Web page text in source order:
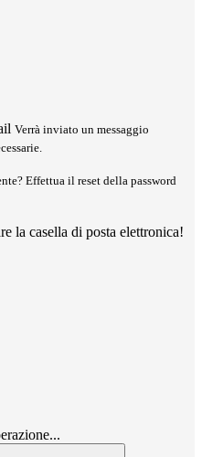
Verrà inviato un messaggio
Effettua il reset della password
la casella di posta elettronica!